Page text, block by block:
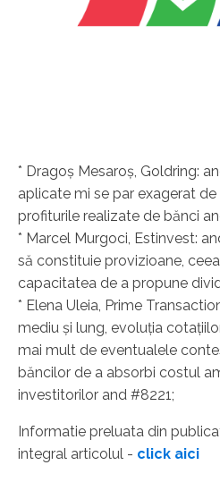
* Dragoş Mesaroş, Goldring:
aplicate mi se par exagerat
profiturile realizate de bănci
* Marcel Murgoci, Estinvest:
să constituie provizioane,
capacitatea de a propune
* Elena Uleia, Prime
mediu şi lung, evoluţia
mai mult de eventualele
băncilor de a absorbi costul
investitorilor and #8221;
Informatie preluata din
integral articolul - click aici